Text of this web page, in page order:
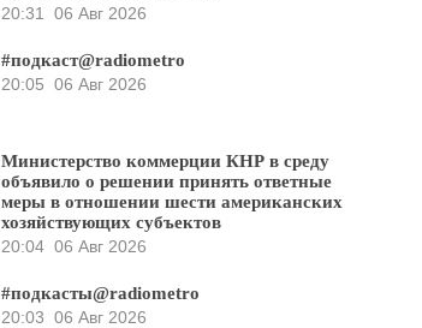
20:31
06 Авг 2026
#подкаст@radiometro
20:05 06 Авг 2026
Министерство коммерции КНР в среду
объявило о решении принять ответные
меры в отношении шести американских
хозяйствующих субъектов
20:04 06 Авг 2026
#подкасты@radiometro
20:03 06 Авг 2026